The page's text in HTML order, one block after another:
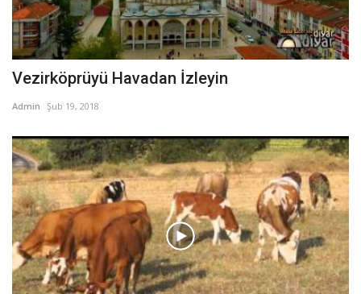
Vezirköprüyü Havadan İzleyin
Admin Şub 19, 2018